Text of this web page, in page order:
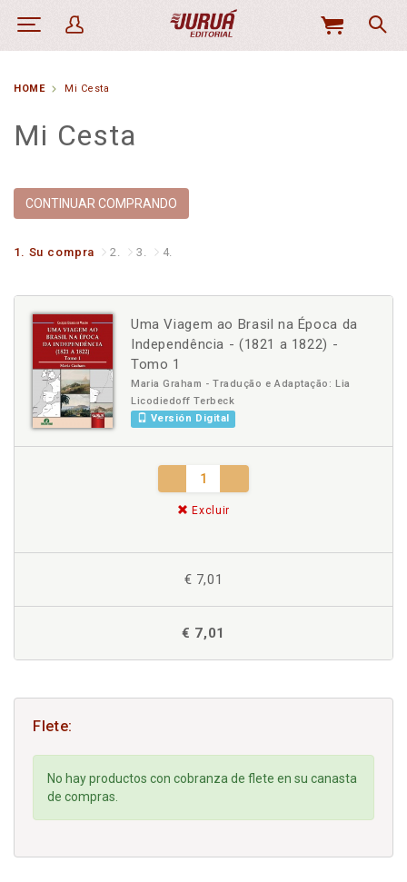
MI
HOME Mi Cesta
Mi Cesta
CONTINUAR COMPRANDO
1. Su compra 2. 3. 4.
Uma Viagem ao Brasil na Época da
Independência - (1821 a 1822) -
Tomo 1
Maria Graham - Tradução e Adaptação: Lia
Licodiedoff Terbeck
Versión Digital
Excluir
€ 7,01
€ 7,01
Flete:
No hay productos con cobranza de flete en su canasta
de compras.